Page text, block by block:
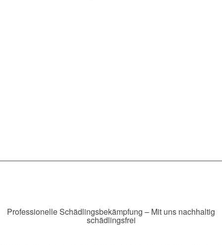
Professionelle Schädlingsbekämpfung – Mit uns nachhaltig
schädlingsfrei